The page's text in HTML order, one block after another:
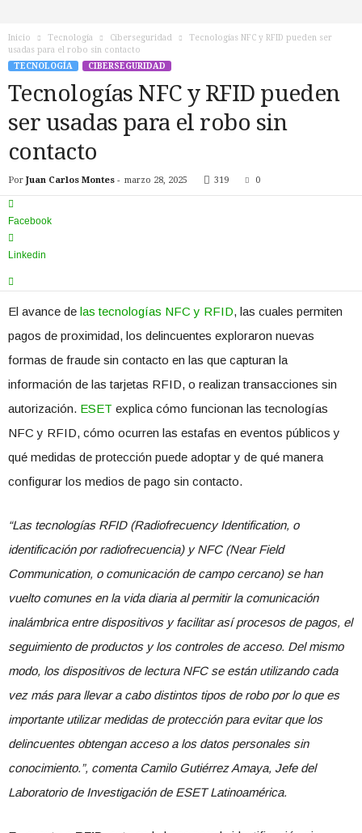
Inicio Tecnología Ciberseguridad
Tecnologías NFC y RFID pueden ser
usadas para el robo sin contacto
TECNOLOGÍA
CIBERSEGURIDAD
Tecnologías NFC y RFID pueden
ser usadas para el robo sin
contacto
Por Juan Carlos Montes - marzo 28, 2025 319 0
Facebook
Linkedin
El avance de las tecnologías NFC y RFID, las cuales permiten
pagos de proximidad, los delincuentes exploraron nuevas
formas de fraude sin contacto en las que capturan la
información de las tarjetas RFID, o realizan transacciones sin
autorización. ESET explica cómo funcionan las tecnologías
NFC y RFID, cómo ocurren las estafas en eventos públicos y
qué medidas de protección puede adoptar y de qué manera
configurar los medios de pago sin contacto.
“Las tecnologías RFID (Radiofrecuency Identification, o
identificación por radiofrecuencia) y NFC (Near Field
Communication, o comunicación de campo cercano) se han
vuelto comunes en la vida diaria al permitir la comunicación
inalámbrica entre dispositivos y facilitar así procesos de pagos, el
seguimiento de productos y los controles de acceso. Del mismo
modo, los dispositivos de lectura NFC se están utilizando cada
vez más para llevar a cabo distintos tipos de robo por lo que es
importante utilizar medidas de protección para evitar que los
delincuentes obtengan acceso a los datos personales sin
conocimiento.”, comenta Camilo Gutiérrez Amaya, Jefe del
Laboratorio de Investigación de ESET Latinoamérica.